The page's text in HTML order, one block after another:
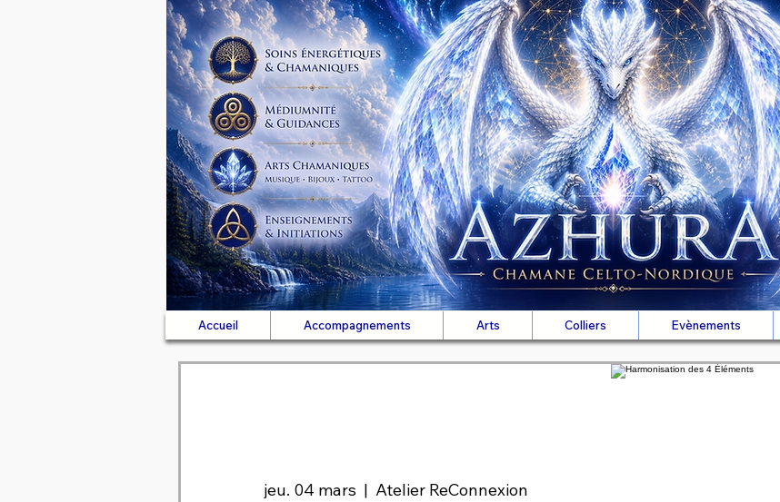
Accueil Accompagnements Arts Colliers Evènements
jeu. 04 mars
  |
Atelier ReConnexion